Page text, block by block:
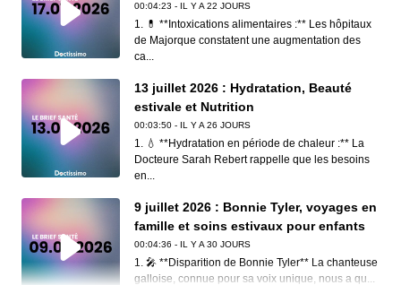
00:04:23 - IL Y A 22 JOURS
1. 💊 **Intoxications alimentaires :** Les hôpitaux
de Majorque constatent une augmentation des
ca...
13 juillet 2026 : Hydratation, Beauté
estivale et Nutrition
00:03:50 - IL Y A 26 JOURS
1. 💧 **Hydratation en période de chaleur :** La
Docteure Sarah Rebert rappelle que les besoins
en...
9 juillet 2026 : Bonnie Tyler, voyages en
famille et soins estivaux pour enfants
00:04:36 - IL Y A 30 JOURS
1. 🎤 **Disparition de Bonnie Tyler** La chanteuse
galloise, connue pour sa voix unique, nous a qu...